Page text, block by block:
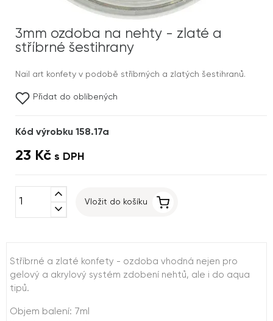
3mm ozdoba na nehty - zlaté a
stříbrné šestihrany
Nail art konfety v podobě stříbrných a zlatých šestihranů.
Přidat do oblíbených
Kód výrobku 158.17a
23 Kč s DPH
expand_less
expand_more
Vložit do košíku
Stříbrné a zlaté konfety - ozdoba vhodná nejen pro
gelový a akrylový systém zdobení nehtů, ale i do aqua
tipů.
Objem balení: 7ml